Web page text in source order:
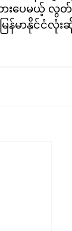
းပေမယ့် လွတ်
ြန်မာနိုင်ငံလုံ